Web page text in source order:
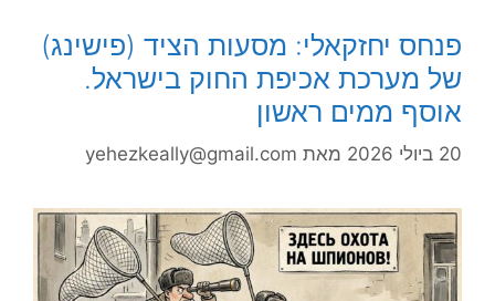
פנחס יחזקאלי: מסעות הציד (פישינג)
של מערכת אכיפת החוק בישראל.
אוסף ממים ראשון
20 ביולי 2026 מאת yehezkeally@gmail.com